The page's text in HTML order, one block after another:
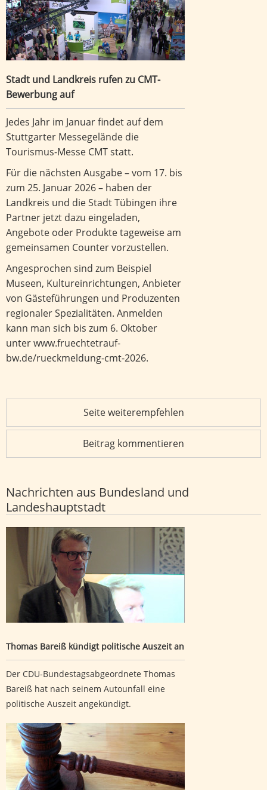
Stadt und Landkreis rufen zu CMT-
Bewerbung auf
Jedes Jahr im Januar findet auf dem
Stuttgarter Messegelände die
Tourismus-Messe CMT statt.
Für die nächsten Ausgabe – vom 17. bis
zum 25. Januar 2026 – haben der
Landkreis und die Stadt Tübingen ihre
Partner jetzt dazu eingeladen,
Angebote oder Produkte tageweise am
gemeinsamen Counter vorzustellen.
Angesprochen sind zum Beispiel
Museen, Kultureinrichtungen, Anbieter
von Gästeführungen und Produzenten
regionaler Spezialitäten. Anmelden
kann man sich bis zum 6. Oktober
unter www.fruechtetrauf-
bw.de/rueckmeldung-cmt-2026.
Seite weiterempfehlen
Beitrag kommentieren
Nachrichten aus Bundesland und
Landeshauptstadt
Thomas Bareiß kündigt politische Auszeit an
Thomas Bareiß kündigt politische Auszeit an
Der CDU-Bundestagsabgeordnete Thomas
Bareiß hat nach seinem Autounfall eine
politische Auszeit angekündigt.
Revision zu sechsfachem versuchtem Mord verworfen